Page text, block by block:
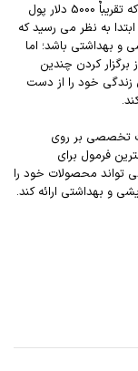
مری کی اش موسس و بنیانگذار برند مری کی، زمانی که تقریباٌ 5000 دلار پول
در ابتدا به نظر می رسید که
و بهداشتی باشد؛ اما
کردن چندین
زندگی خود را از دست
تخصصی بر روی
فرمول برای
تواند محصولات خود را
و بهداشتی ارائه کند.